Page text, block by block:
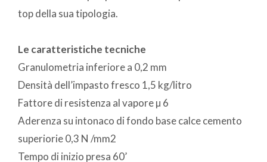
top della sua tipologia.
Le caratteristiche tecniche
Granulometria inferiore a 0,2 mm
Densità dell’impasto fresco 1,5 kg/litro
Fattore di resistenza al vapore µ 6
Aderenza su intonaco di fondo base calce cemento
superiorie 0,3 N /mm2
Tempo di inizio presa 60’